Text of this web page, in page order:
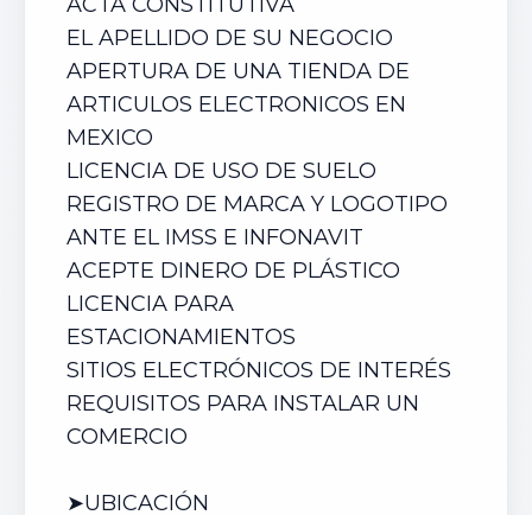
EL APELLIDO DE SU NEGOCIO
APERTURA DE UNA TIENDA DE
ARTICULOS ELECTRONICOS EN
MEXICO
LICENCIA DE USO DE SUELO
REGISTRO DE MARCA Y LOGOTIPO
ANTE EL IMSS E INFONAVIT
ACEPTE DINERO DE PLÁSTICO
LICENCIA PARA
ESTACIONAMIENTOS
SITIOS ELECTRÓNICOS DE INTERÉS
REQUISITOS PARA INSTALAR UN
COMERCIO
➤UBICACIÓN